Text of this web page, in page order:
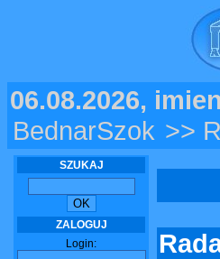
06.08.2026,
BednarSzok >>
SZUKAJ
ZALOGUJ
Login: